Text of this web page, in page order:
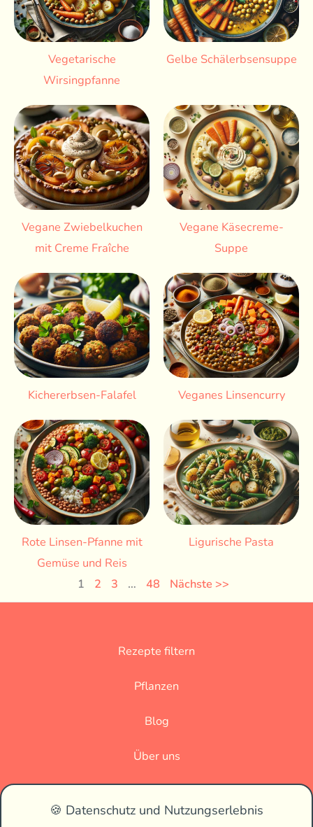
🍪 Datenschutz und Nutzungserlebnis
Vegetarische
Wirsingpfanne
Gelbe Schälerbsensuppe
Vegane Zwiebelkuchen
mit Creme Fraîche
Vegane Käsecreme-
Suppe
Kichererbsen-Falafel Veganes Linsencurry
Rote Linsen-Pfanne mit
Gemüse und Reis
Ligurische Pasta
1 2 3 … 48 Nächste >>
Rezepte filtern
Pflanzen
Blog
Über uns